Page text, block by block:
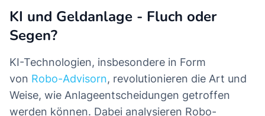
KI und Geldanlage - Fluch oder
Segen?
KI-Technologien, insbesondere in Form
von Robo-Advisorn, revolutionieren die Art und
Weise, wie Anlageentscheidungen getroffen
werden können. Dabei analysieren Robo-